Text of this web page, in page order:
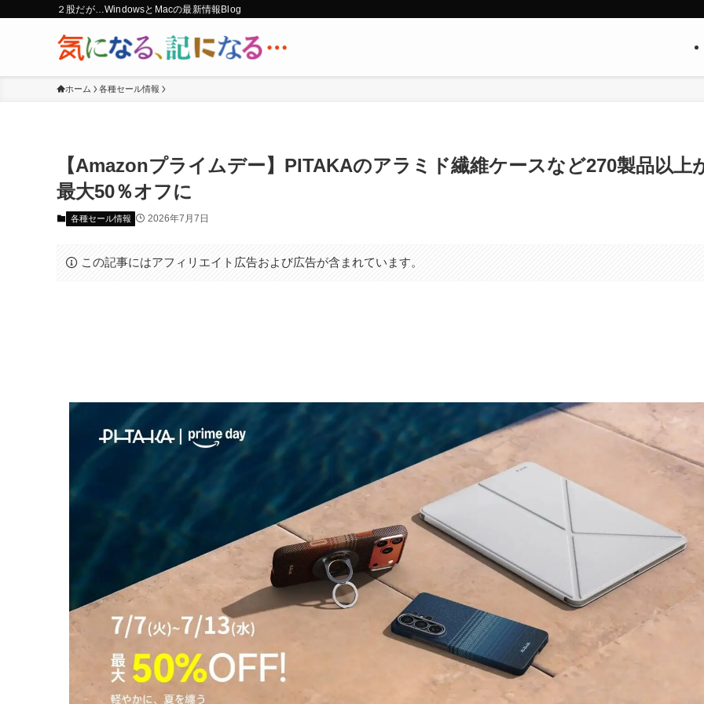
２股だが…WindowsとMacの最新情報Blog
ホーム 各種セール情報
【Amazonプライムデー】PITAKAのアラミド繊維ケースなど270製品以上
最大50％オフに
各種セール情報 2026年7月7日
この記事にはアフィリエイト広告および広告が含まれています。